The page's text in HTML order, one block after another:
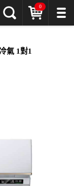
0
氣 1對1